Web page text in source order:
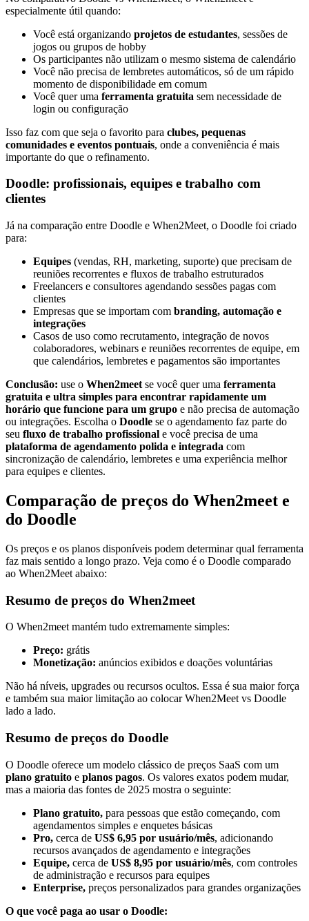
especialmente útil quando:
Você está organizando projetos de estudantes, sessões de
jogos ou grupos de hobby
Os participantes não utilizam o mesmo sistema de calendário
Você não precisa de lembretes automáticos, só de um rápido
momento de disponibilidade em comum
Você quer uma ferramenta gratuita sem necessidade de
login ou configuração
Isso faz com que seja o favorito para clubes, pequenas
comunidades e eventos pontuais, onde a conveniência é mais
importante do que o refinamento.
Doodle: profissionais, equipes e trabalho com
clientes
Já na comparação entre Doodle e When2Meet, o Doodle foi criado
para:
Equipes (vendas, RH, marketing, suporte) que precisam de
reuniões recorrentes e fluxos de trabalho estruturados
Freelancers e consultores agendando sessões pagas com
clientes
Empresas que se importam com branding, automação e
integrações
Casos de uso como recrutamento, integração de novos
colaboradores, webinars e reuniões recorrentes de equipe, em
que calendários, lembretes e pagamentos são importantes
Conclusão: use o When2meet se você quer uma ferramenta
gratuita e ultra simples para encontrar rapidamente um
horário que funcione para um grupo e não precisa de automação
ou integrações. Escolha o Doodle se o agendamento faz parte do
seu fluxo de trabalho profissional e você precisa de uma
plataforma de agendamento polida e integrada com
sincronização de calendário, lembretes e uma experiência melhor
para equipes e clientes.
Comparação de preços do When2meet e
do Doodle
Os preços e os planos disponíveis podem determinar qual ferramenta
faz mais sentido a longo prazo. Veja como é o Doodle comparado
ao When2Meet abaixo:
Resumo de preços do When2meet
O When2meet mantém tudo extremamente simples:
Preço: grátis
Monetização: anúncios exibidos e doações voluntárias
Não há níveis, upgrades ou recursos ocultos. Essa é sua maior força
e também sua maior limitação ao colocar When2Meet vs Doodle
lado a lado.
Resumo de preços do Doodle
O Doodle oferece um modelo clássico de preços SaaS com um
plano gratuito e planos pagos. Os valores exatos podem mudar,
mas a maioria das fontes de 2025 mostra o seguinte:
Plano gratuito, para pessoas que estão começando, com
agendamentos simples e enquetes básicas
Pro, cerca de US$ 6,95 por usuário/mês, adicionando
recursos avançados de agendamento e integrações
Equipe, cerca de US$ 8,95 por usuário/mês, com controles
de administração e recursos para equipes
Enterprise, preços personalizados para grandes organizações
O que você paga ao usar o Doodle: